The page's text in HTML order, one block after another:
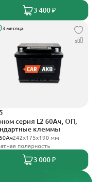
3 400 ₽
3 месяца
5
серия L2 60Ач, ОП,
клеммы
242х175х190 мм
полярность
3 000 ₽